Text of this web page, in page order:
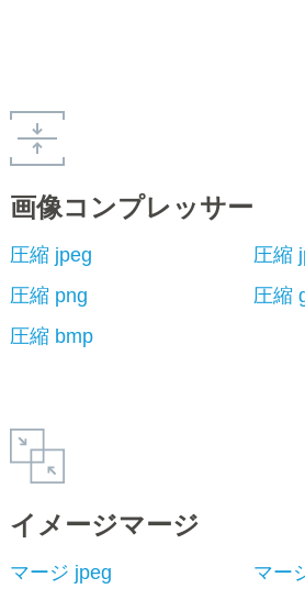
画像コンプレッサー
圧縮 jpeg
圧縮
圧縮 png
圧縮
圧縮 bmp
イメージマージ
マージ jpeg
マー